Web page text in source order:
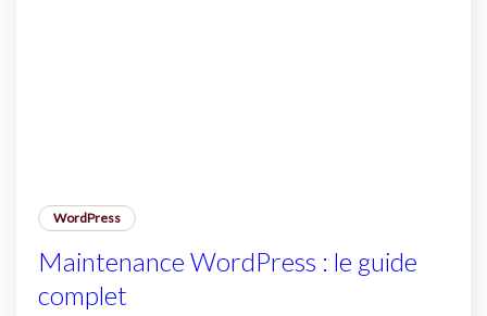
WordPress
Maintenance WordPress : le guide
complet